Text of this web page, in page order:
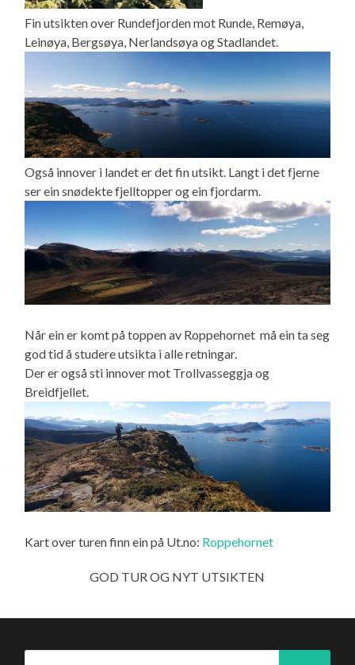
Fin utsikten over Rundefjorden mot Runde, Remøya,
Leinøya, Bergsøya, Nerlandsøya og Stadlandet.
Også innover i landet er det fin utsikt. Langt i det fjerne
ser ein snødekte fjelltopper og ein fjordarm.
Når ein er komt på toppen av Roppehornet må ein ta seg
god tid å studere utsikta i alle retningar.
Der er også sti innover mot Trollvasseggja og
Breidfjellet.
Kart over turen finn ein på Ut.no: Roppehornet
GOD TUR OG NYT UTSIKTEN